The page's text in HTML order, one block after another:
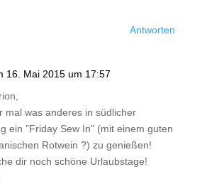
Antworten
16. Mai 2015 um 17:57
mal was anderes in südlicher
ein "Friday Sew In" (mit einem guten
Rotwein ?) zu genießen!
dir noch schöne Urlaubstage!